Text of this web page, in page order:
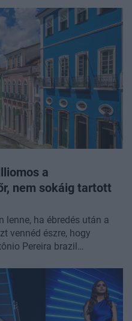
a
nem sokáig tartott
lenne, ha ébredés után a
vennéd észre, hogy
Pereira brazil
hogy a vagyona előtte
aDaily Mail .